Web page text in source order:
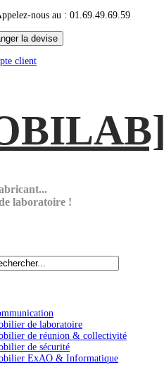
nous au : 01.69.49.69.59
client
LAB]
laboratoire !
de laboratoire
de réunion & collectivité
de sécurité
ExAO & Informatique